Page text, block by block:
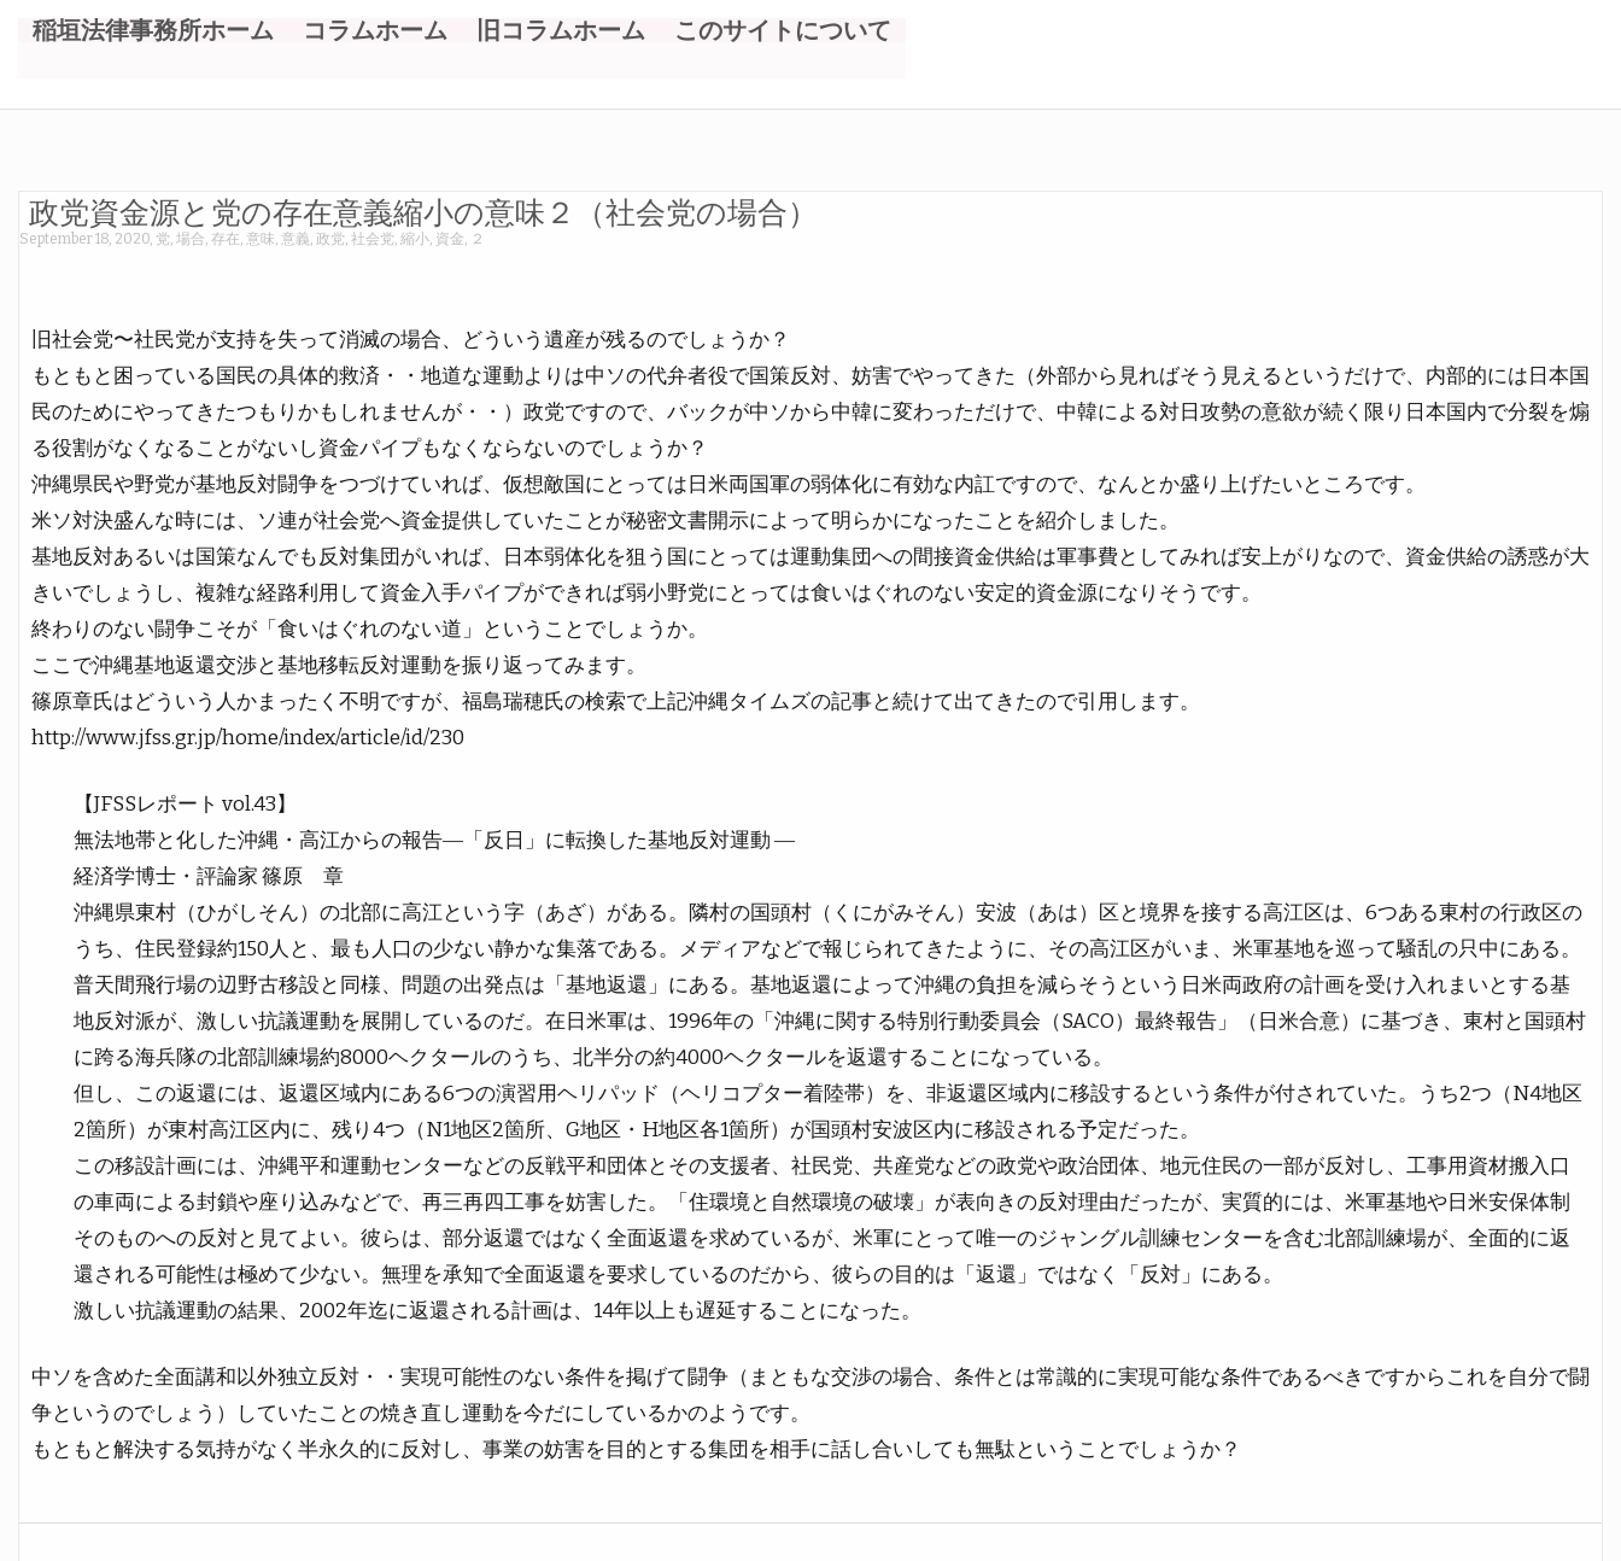
稲垣法律事務所ホーム コラムホーム 旧コラムホーム このサイトについて
政党資金源と党の存在意義縮小の意味２（社会党の場合）
September 18, 2020, 党, 場合, 存在, 意味, 意義, 政党, 社会党, 縮小, 資金, ２
旧社会党〜社民党が支持を失って消滅の場合、どういう遺産が残るのでしょうか？
もともと困っている国民の具体的救済・・地道な運動よりは中ソの代弁者役で国策反対、妨害でやってきた（外部から見ればそう見えるというだけで、内部的には日本国
民のためにやってきたつもりかもしれませんが・・）政党ですので、バックが中ソから中韓に変わっただけで、中韓による対日攻勢の意欲が続く限り日本国内で分裂を煽
る役割がなくなることがないし資金パイプもなくならないのでしょうか？
沖縄県民や野党が基地反対闘争をつづけていれば、仮想敵国にとっては日米両国軍の弱体化に有効な内訌ですので、なんとか盛り上げたいところです。
米ソ対決盛んな時には、ソ連が社会党へ資金提供していたことが秘密文書開示によって明らかになったことを紹介しました。
基地反対あるいは国策なんでも反対集団がいれば、日本弱体化を狙う国にとっては運動集団への間接資金供給は軍事費としてみれば安上がりなので、資金供給の誘惑が大
きいでしょうし、複雑な経路利用して資金入手パイプができれば弱小野党にとっては食いはぐれのない安定的資金源になりそうです。
終わりのない闘争こそが「食いはぐれのない道」ということでしょうか。
ここで沖縄基地返還交渉と基地移転反対運動を振り返ってみます。
篠原章氏はどういう人かまったく不明ですが、福島瑞穂氏の検索で上記沖縄タイムズの記事と続けて出てきたので引用します。
http://www.jfss.gr.jp/home/index/article/id/230
【JFSSレポート vol.43】
無法地帯と化した沖縄・高江からの報告―「反日」に転換した基地反対運動 ―
経済学博士・評論家 篠原 章
沖縄県東村（ひがしそん）の北部に高江という字（あざ）がある。隣村の国頭村（くにがみそん）安波（あは）区と境界を接する高江区は、6つある東村の行政区の
うち、住民登録約150人と、最も人口の少ない静かな集落である。メディアなどで報じられてきたように、その高江区がいま、米軍基地を巡って騒乱の只中にある。
普天間飛行場の辺野古移設と同様、問題の出発点は「基地返還」にある。基地返還によって沖縄の負担を減らそうという日米両政府の計画を受け入れまいとする基
地反対派が、激しい抗議運動を展開しているのだ。在日米軍は、1996年の「沖縄に関する特別行動委員会（SACO）最終報告」（日米合意）に基づき、東村と国頭村
に跨る海兵隊の北部訓練場約8000ヘクタールのうち、北半分の約4000ヘクタールを返還することになっている。
但し、この返還には、返還区域内にある6つの演習用ヘリパッド（ヘリコプター着陸帯）を、非返還区域内に移設するという条件が付されていた。うち2つ（N4地区
2箇所）が東村高江区内に、残り4つ（N1地区2箇所、G地区・H地区各1箇所）が国頭村安波区内に移設される予定だった。
この移設計画には、沖縄平和運動センターなどの反戦平和団体とその支援者、社民党、共産党などの政党や政治団体、地元住民の一部が反対し、工事用資材搬入口
の車両による封鎖や座り込みなどで、再三再四工事を妨害した。「住環境と自然環境の破壊」が表向きの反対理由だったが、実質的には、米軍基地や日米安保体制
そのものへの反対と見てよい。彼らは、部分返還ではなく全面返還を求めているが、米軍にとって唯一のジャングル訓練センターを含む北部訓練場が、全面的に返
還される可能性は極めて少ない。無理を承知で全面返還を要求しているのだから、彼らの目的は「返還」ではなく「反対」にある。
激しい抗議運動の結果、2002年迄に返還される計画は、14年以上も遅延することになった。
中ソを含めた全面講和以外独立反対・・実現可能性のない条件を掲げて闘争（まともな交渉の場合、条件とは常識的に実現可能な条件であるべきですからこれを自分で闘
争というのでしょう）していたことの焼き直し運動を今だにしているかのようです。
もともと解決する気持がなく半永久的に反対し、事業の妨害を目的とする集団を相手に話し合いしても無駄ということでしょうか？